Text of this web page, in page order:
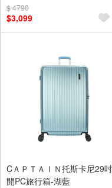
$ 4790
$3,099
CＡＰＴＡＩＮ托斯卡尼29
開PC旅行箱-湖藍